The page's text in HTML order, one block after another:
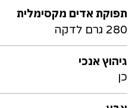
תפוקת אדים מקסימלית
280 גרם לדקה
גיהוץ אנכי
כן